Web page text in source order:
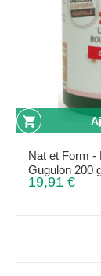
Nat et Form -
Gugulon 200
19,91 €